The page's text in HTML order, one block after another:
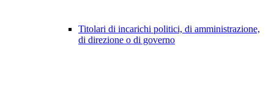
Titolari di incarichi politici, di amministrazione,
di direzione o di governo